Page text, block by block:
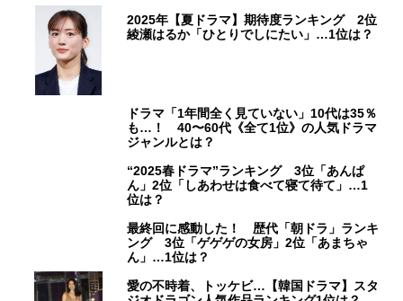
2025年【夏ドラマ】期待度ランキング 2位
綾瀬はるか「ひとりでしにたい」…1位は？
ドラマ「1年間全く見ていない」10代は35％
も…！ 40〜60代《全て1位》の人気ドラマ
ジャンルとは？
“2025春ドラマ”ランキング 3位「あんぱ
ん」2位「しあわせは食べて寝て待て」…1
位は？
最終回に感動した！ 歴代「朝ドラ」ランキ
ング 3位「ゲゲゲの女房」2位「あまちゃ
ん」…1位は？
愛の不時着、トッケビ…【韓国ドラマ】スタ